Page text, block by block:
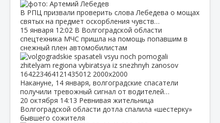
В РПЦ призвали проверить слова Лебедева о мощах
святых на предмет оскорбления чувств…
15 января 12:02 В Волгоградской области
спецтехника МЧС пришла на помощь попавшим в
снежный плен автомобилистам
Накануне, 14 января, волгоградские спасатели
получили тревожный сигнал от водителей…
20 октября 14:13 Ревнивая жительница
Волгоградской области дотла спалила «шестерку»
бывшего сожителя